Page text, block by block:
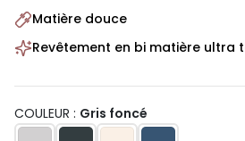
Matière douce
Revêtement en bi matière ultra
COULEUR : Gris foncé